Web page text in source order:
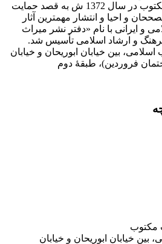
مؤسسه پژوهشی میراث مكتوب در سال 1372 ش به قصد حمایت
و احیا و انتشار مهمترین آثار
و ایرانی با نام «دفتر نشر میراث
و ارشاد اسلامی تأسیس شد.
اسلامی، بین خیابان ابوریحان و خیابان
بین خیابان ابوریحان و خیابان